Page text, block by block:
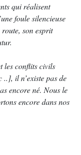
qui réalisent
foule silencieuse
son esprit
les conflits civils
il n’existe pas de
encore né. Nous le
encore dans nos